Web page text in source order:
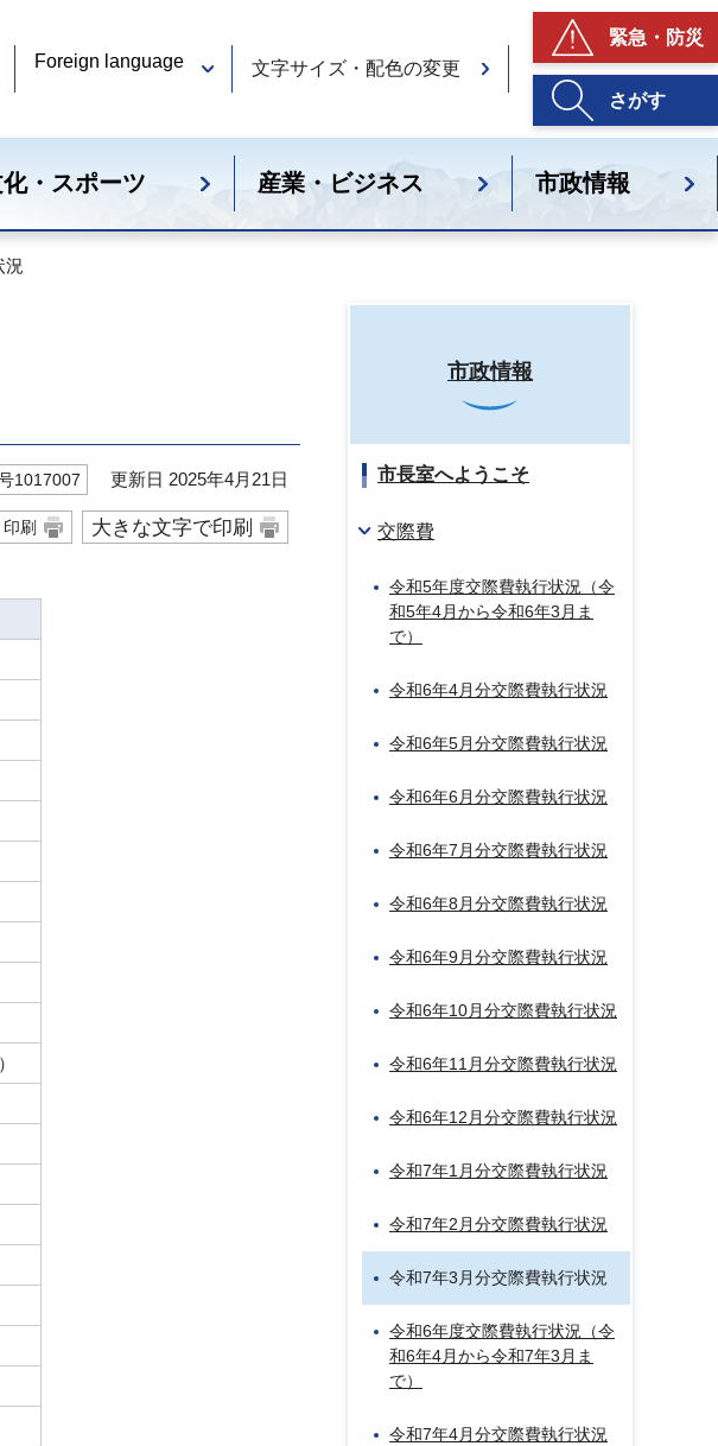
Foreign language 文字サイズ・配色の変更
緊急・防災
さがす
・スポーツ 産業・ビジネス 市政情報
況
1017007 更新日 2025年4月21日
印刷 大きな文字で印刷
）
市政情報
市長室へようこそ
交際費
令和5年度交際費執行状況（令
和5年4月から令和6年3月ま
で）
令和6年4月分交際費執行状況
令和6年5月分交際費執行状況
令和6年6月分交際費執行状況
令和6年7月分交際費執行状況
令和6年8月分交際費執行状況
令和6年9月分交際費執行状況
令和6年10月分交際費執行状況
令和6年11月分交際費執行状況
令和6年12月分交際費執行状況
令和7年1月分交際費執行状況
令和7年2月分交際費執行状況
令和7年3月分交際費執行状況
令和6年度交際費執行状況（令
和6年4月から令和7年3月ま
で）
令和7年4月分交際費執行状況